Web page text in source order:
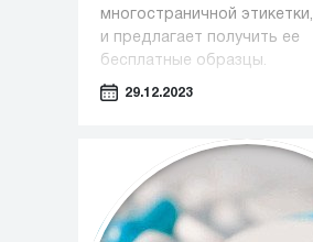
многостраничной этикетки,
и предлагает получить ее
бесплатные образцы.
29.12.2023